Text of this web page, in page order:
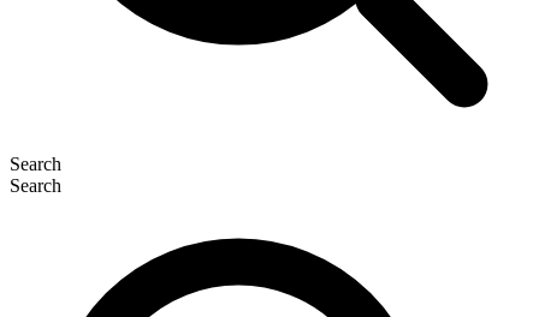
Search
Search